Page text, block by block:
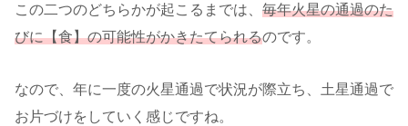
この二つのどちらかが起こるまでは、 毎年火星の通過のた
びに【食】の可能性がかきたてられるのです。
なので、年に一度の火星通過で状況が際立ち、土星通過で
お片づけをしていく感じですね。